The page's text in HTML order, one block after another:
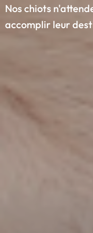
Nos chiots
accomplir leur